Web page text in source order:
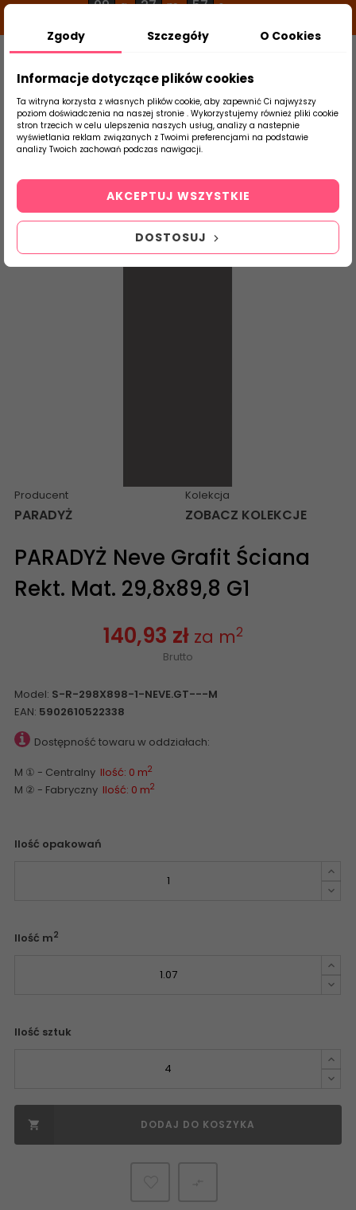
09 g 27 m 57 s
Szukaj
produktu
Strona Główna Płytki Łazienkowe
Producent
PARADYŻ
Kolekcja
ZOBACZ KOLEKCJE
PARADYŻ Neve Grafit Ściana
Rekt. Mat. 29,8x89,8 G1
140,93 zł za m2
Brutto
Model: S-R-298X898-1-NEVE.GT---M
EAN: 5902610522338
Dostępność towaru w oddziałach:
M ① - Centralny Ilość: 0 m2
M ② - Fabryczny Ilość: 0 m2
Ilość opakowań
Ilość m2
Ilość sztuk
 DODAJ DO KOSZYKA
Zgody Szczegóły O Cookies
Informacje dotyczące plików cookies
Ta witryna korzysta z własnych plików cookie, aby zapewnić Ci najwyższy
poziom doświadczenia na naszej stronie . Wykorzystujemy również pliki cookie
stron trzecich w celu ulepszenia naszych usług, analizy a nastepnie
wyświetlania reklam związanych z Twoimi preferencjami na podstawie
analizy Twoich zachowań podczas nawigacji.
DOSTOSUJ
AKCEPTUJ WSZYSTKIE